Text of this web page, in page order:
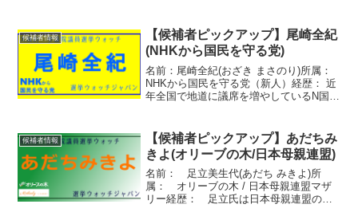
ティア活動を経て政治挑戦。3度の府議会
議員選挙落選のの...
候補者情報
【候補者ピックアップ】尾崎全紀
(NHKから国民を守る党)
名前：尾崎全紀(おざき まさのり)所属：
NHKから国民を守る党（新人）経歴： 近
年全国で地道に議席を増やしているN国か
て出馬意向を示していたかたと同一人物
と思われま...
候補者情報
【候補者ピックアップ】あだちみ
きよ(オリーブの木/日本母親連盟)
名前： 足立美生代(あだち みきよ)所
属： オリーブの木 / 日本母親連盟マザ
リー経歴： 足立氏は日本母親連盟の長